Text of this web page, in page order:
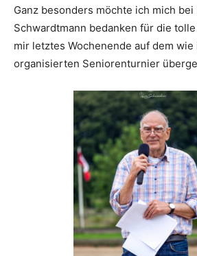
Ganz besonders möchte ich mich bei
Schwardtmann bedanken für die
mir letztes Wochenende auf dem
organisierten Seniorenturnier